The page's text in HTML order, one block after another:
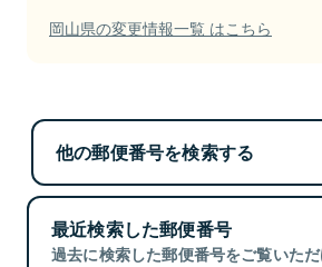
岡山県の変更情報一覧 はこちら
他の郵便番号を検索する
最近検索した郵便番号
過去に検索した郵便番号をご覧いただ